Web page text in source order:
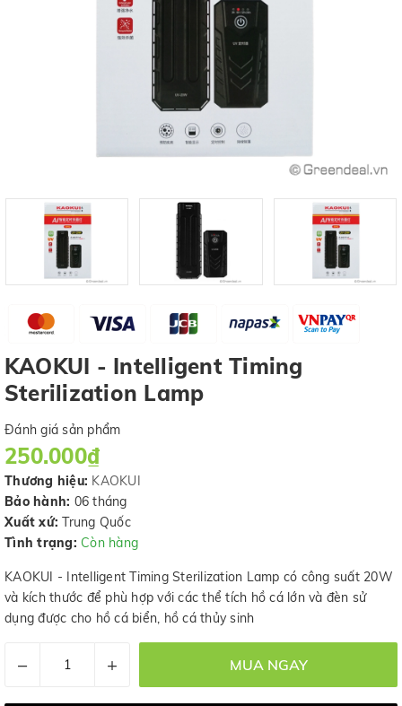
KAOKUI - Intelligent Timing
Sterilization Lamp
Đánh giá sản phẩm
250.000₫
Thương hiệu: KAOKUI
Bảo hành: 06 tháng
Xuất xứ: Trung Quốc
Tình trạng: Còn hàng
KAOKUI - Intelligent Timing Sterilization Lamp có công suất 20W
và kích thước để phù hợp với các thể tích hồ cá lớn và đèn sử
dụng được cho hồ cá biển, hồ cá thủy sinh
– + MUA NGAY